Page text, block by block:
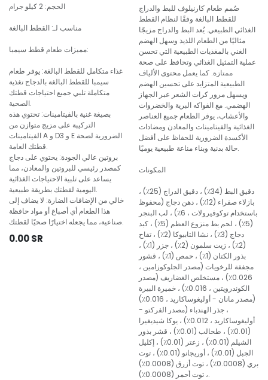
الحجم: 2 كيلو جرام
مناسب لـ: القطط البالغة
مميزات طعام قطط سيمبا:
غذاء متكامل للقطط البالغة: يوفر طعام
سيمبا للقطط البالغة بالدجاج تغذية
متكاملة تلبي جميع احتياجات قطتك
الصحية.
بصيغة غنية بالفيتامينات: تحتوي هذه
التركيبة على مزيج متوازن من
الفيتامينات A و D3 و E الضرورية لصحة
قطتك العامة.
بروتين عالي الجودة: يحتوي على دجاج
كمصدر رئيسي للبروتين والمعادن، مما
يساعد على تلبية الاحتياجات الغذائية
اليومية لقطتك بطريقة طبيعية.
خالي من الإضافات الضارة: لا يضاف إلى
هذا الطعام أي أصباغ أو مواد حافظة
صناعية، مما يجعله اختيارًا صحيًا لقطتك.
0.00SR
صُمم طعام كارنيلوف للبط والدراج
للقطط البالغة وفقًا لنظام القطط
الغذائي الطبيعي. يُعد البط والدراج مزيجًا
مثاليًا من الطعام اللذيذ وسهل الهضم
الغني بالمغذيات الطبيعية التي تحسن
عملية التمثيل الغذائي وتحافظ على صحة
ممتازة. كما يعمل محتوى الألياف
الطبيعية المتزايد على تحسين الهضم
ويسهل مرور كرات الشعر عبر الجهاز
الهضمي. مع الفواكه البرية والخضروات
والأعشاب، يوفر الطعام جميع العناصر
الغذائية والفيتامينات والمعادن ومضادات
الأكسدة الضرورية للحفاظ على أفضل
حالة بدنية وبناء مناعة طبيعية يوميًا.
المكونات
دقيق البط (34٪) ، دقيق الدراج (25٪) ،
بازلاء صفراء (12٪) ، دهن دجاج (محفوظ
باستخدام توكوفيرولات ، 6٪) ، لب البنجر
(5٪) ، لحم بط منزوع العظم (5٪) ، كبد
دجاج (3٪) ، نشا التابيوكا (2٪) ، تفاح
(2٪) ، زيت سلمون (2٪) ، جزر (1٪) ،
بذور الكتان (1٪) ، حمص (1٪) ، قشور
مجففة للرخويات (مصدر الجلوكوزامين ،
0.026٪) ، مستخلص الغضاريف (مصدر
الكوندرويتين ، 0.016٪) ، خميرة البيرة
(مصدر مانان - أوليغوساكاريد ، 0.016٪)
، جذر الهندباء (مصدر الفركتو -
أوليغوساكاريد ، 0.012٪) ، يوكا شيديغيرا
(0.01٪) ، طحالب (0.01٪) ، قشر بذور
الشيلم (0.01٪) ، زعتر (0.01٪) ، إكليل
الجبل (0.01٪) ، أوريجانو (0.01٪) ، توت
بري (0.0008٪) ، توت أزرق (0.0008٪)
، توت أحمر (0.0008٪).